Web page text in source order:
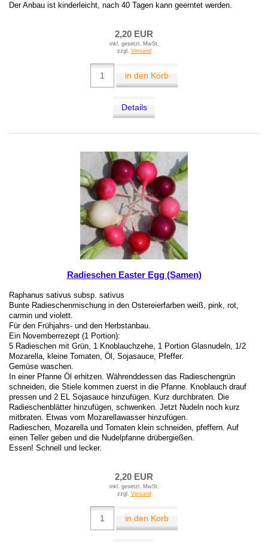
Der Anbau ist kinderleicht, nach 40 Tagen kann geerntet werden.
2,20 EUR
inkl. gesetzl. MwSt.
zzgl. Versand
in den Korb
Details
Radieschen Easter Egg (Samen)
Raphanus sativus subsp. sativus
Bunte Radieschenmischung in den Ostereierfarben weiß, pink, rot,
carmin und violett.
Für den Frühjahrs- und den Herbstanbau.
Ein Novemberrezept (1 Portion):
5 Radieschen mit Grün, 1 Knoblauchzehe, 1 Portion Glasnudeln, 1/2
Mozarella, kleine Tomaten, Öl, Sojasauce, Pfeffer.
Gemüse waschen.
In einer Pfanne Öl erhitzen. Währenddessen das Radieschengrün
schneiden, die Stiele kommen zuerst in die Pfanne. Knoblauch drauf
pressen und 2 EL Sojasauce hinzufügen. Kurz durchbraten. Die
Radieschenblätter hinzufügen, schwenken. Jetzt Nudeln noch kurz
mitbraten. Etwas vom Mozarellawasser hinzufügen.
Radieschen, Mozarella und Tomaten klein schneiden, pfeffern. Auf
einen Teller geben und die Nudelpfanne drübergießen.
Essen! Schnell und lecker.
2,20 EUR
inkl. gesetzl. MwSt.
zzgl. Versand
in den Korb